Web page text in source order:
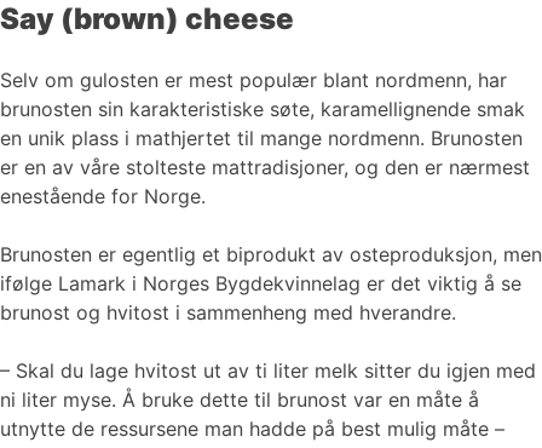
Say (brown) cheese
Selv om gulosten er mest populær blant nordmenn, har
brunosten sin karakteristiske søte, karamellignende smak
en unik plass i mathjertet til mange nordmenn. Brunosten
er en av våre stolteste mattradisjoner, og den er nærmest
enestående for Norge.
Brunosten er egentlig et biprodukt av osteproduksjon, men
ifølge Lamark i Norges Bygdekvinnelag er det viktig å se
brunost og hvitost i sammenheng med hverandre.
– Skal du lage hvitost ut av ti liter melk sitter du igjen med
ni liter myse. Å bruke dette til brunost var en måte å
utnytte de ressursene man hadde på best mulig måte –